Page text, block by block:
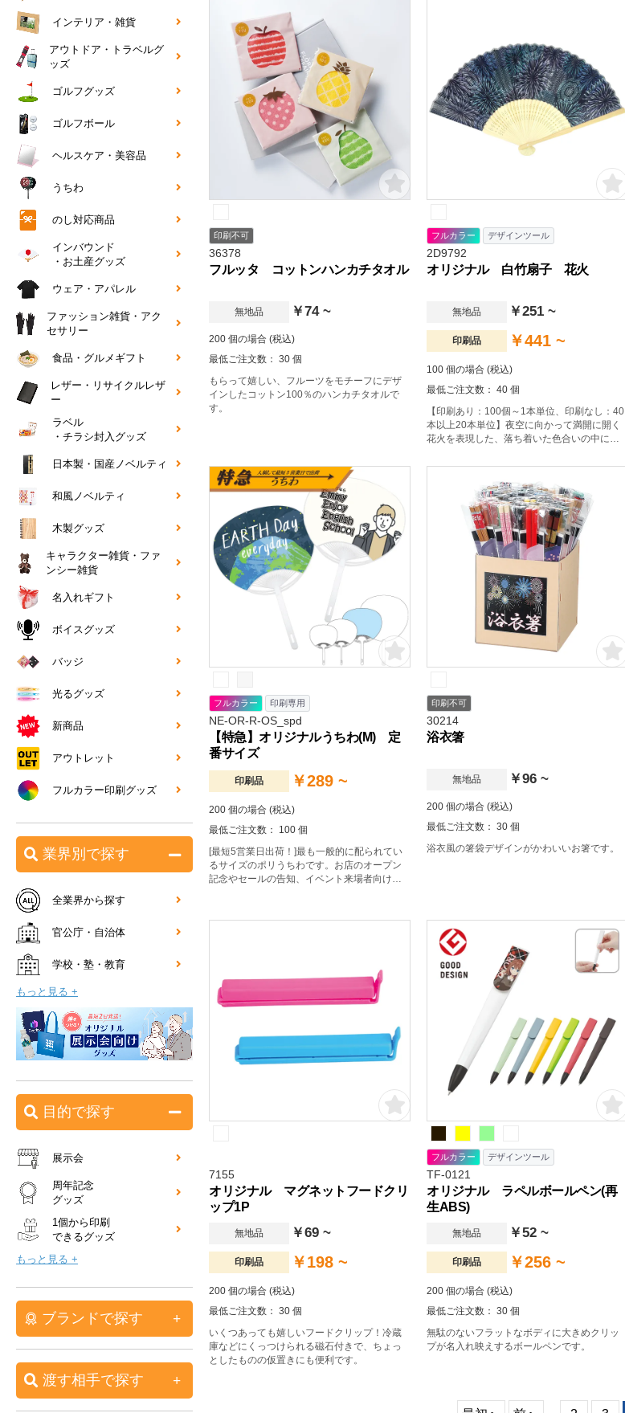
印刷不可
36378
フルッタ コットンハンカチタオル
無地品 ￥74 ~
200 個の場合 (税込)
最低ご注文数： 30 個
もらって嬉しい、フルーツをモチーフにデザ
インしたコットン100％のハンカチタオルで
す。
フルカラー デザインツール
2D9792
オリジナル 白竹扇子 花火
無地品 ￥251 ~
印刷品 ￥441 ~
100 個の場合 (税込)
最低ご注文数： 40 個
【印刷あり：100個～1本単位、印刷なし：40
本以上20本単位】夜空に向かって満開に開く
花火を表現した、落ち着いた色合いの中にも
フルカラー 印刷専用
NE-OR-R-OS_spd
【特急】オリジナルうちわ(M) 定
番サイズ
印刷品 ￥289 ~
200 個の場合 (税込)
最低ご注文数： 100 個
[最短5営業日出荷！]最も一般的に配られてい
るサイズのポリうちわです。お店のオープン
記念やセールの告知、イベント来場者向けの
印刷不可
30214
浴衣箸
無地品 ￥96 ~
200 個の場合 (税込)
最低ご注文数： 30 個
浴衣風の箸袋デザインがかわいいお箸です。
7155
オリジナル マグネットフードクリ
ップ1P
無地品 ￥69 ~
印刷品 ￥198 ~
200 個の場合 (税込)
最低ご注文数： 30 個
いくつあっても嬉しいフードクリップ！冷蔵
庫などにくっつけられる磁石付きで、ちょっ
としたものの仮置きにも便利です。
フルカラー デザインツール
TF-0121
オリジナル ラペルボールペン(再
生ABS)
無地品 ￥52 ~
印刷品 ￥256 ~
200 個の場合 (税込)
最低ご注文数： 30 個
無駄のないフラットなボディに大きめクリッ
プが名入れ映えするボールペンです。
インテリア・雑貨
アウトドア・トラベルグ
ッズ
ゴルフグッズ
ゴルフボール
ヘルスケア・美容品
うちわ
のし対応商品
インバウンド
・お土産グッズ
ウェア・アパレル
ファッション雑貨・アク
セサリー
食品・グルメギフト
レザー・リサイクルレザ
ー
ラベル
・チラシ封入グッズ
日本製・国産ノベルティ
和風ノベルティ
木製グッズ
キャラクター雑貨・ファ
ンシー雑貨
名入れギフト
ボイスグッズ
バッジ
光るグッズ
新商品
アウトレット
フルカラー印刷グッズ
業界別で探す
全業界から探す
官公庁・自治体
学校・塾・教育
もっと見る +
目的で探す
展示会
周年記念
グッズ
1個から印刷
できるグッズ
もっと見る +
ブランドで探す
渡す相手で探す